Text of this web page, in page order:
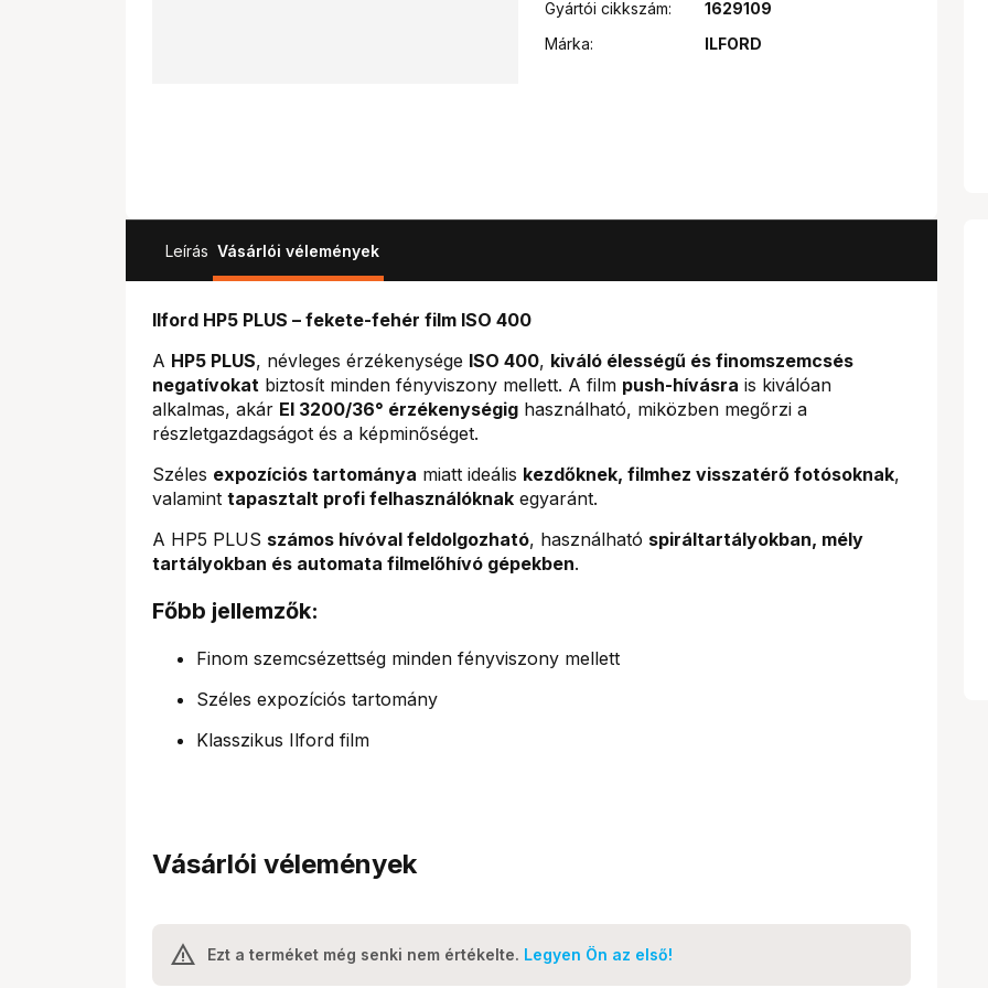
Gyártói cikkszám:
1629109
Márka:
ILFORD
Leírás Vásárlói vélemények
Ilford HP5 PLUS – fekete-fehér film ISO 400
A HP5 PLUS, névleges érzékenysége ISO 400, kiváló élességű és finomszemcsés
negatívokat biztosít minden fényviszony mellett. A film push-hívásra is kiválóan
alkalmas, akár EI 3200/36° érzékenységig használható, miközben megőrzi a
részletgazdagságot és a képminőséget.
Széles expozíciós tartománya miatt ideális kezdőknek, filmhez visszatérő fotósoknak,
valamint tapasztalt profi felhasználóknak egyaránt.
A HP5 PLUS számos hívóval feldolgozható, használható spiráltartályokban, mély
tartályokban és automata filmelőhívó gépekben.
Főbb jellemzők:
Finom szemcsézettség minden fényviszony mellett
Széles expozíciós tartomány
Klasszikus Ilford film
Vásárlói vélemények
Ezt a terméket még senki nem értékelte. Legyen Ön az első!